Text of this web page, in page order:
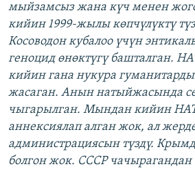
мыйзамсыз жана күч менен
кийин 1999-жылы көпчүлүктү
Косоводон кубалоо үчүн
геноцид өнөктүгү башталган.
кийин гана нукура
жасаган. Анын натыйжасында
чыгарылган. Мындан кийин
аннексиялап алган жок, ал
администрациясын түздү.
болгон жок. СССР чачырагандан